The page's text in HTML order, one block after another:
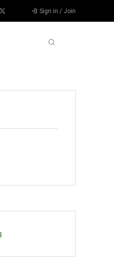
Sign in / Join